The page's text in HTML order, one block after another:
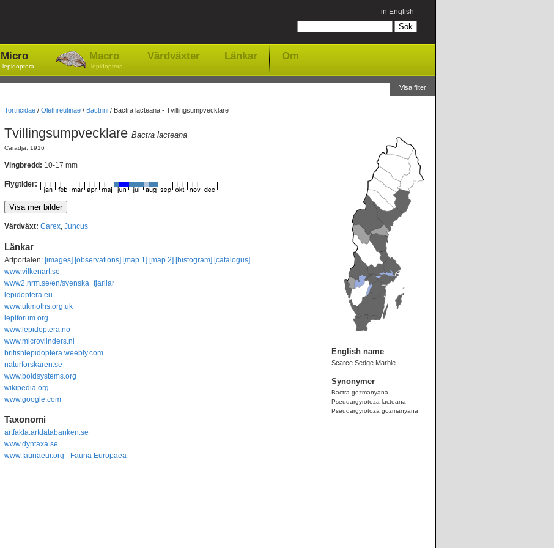
in English
Micro
-lepidoptera
Macro
-lepidoptera
Värdväxter Länkar Om
Visa filter
Tortricidae/ Olethreutinae/ Bactrini/ Bactra lacteana - Tvillingsumpvecklare
Tvillingsumpvecklare Bactra lacteana
Caradja, 1916
Vingbredd: 10-17 mm
Flygtider:
Värdväxt: Carex, Juncus
Länkar
Artportalen: [images] [observations] [map 1] [map 2] [histogram] [catalogus]
www.vilkenart.se
www2.nrm.se/en/svenska_fjarilar
lepidoptera.eu
www.ukmoths.org.uk
lepiforum.org
www.lepidoptera.no
www.microvlinders.nl
britishlepidoptera.weebly.com
naturforskaren.se
www.boldsystems.org
wikipedia.org
www.google.com
Taxonomi
artfakta.artdatabanken.se
www.dyntaxa.se
www.faunaeur.org - Fauna Europaea
English name
Scarce Sedge Marble
Synonymer
Bactra gozmanyana
Pseudargyrotoza lacteana
Pseudargyrotoza gozmanyana